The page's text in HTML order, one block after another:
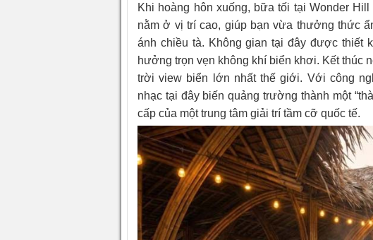
Khi hoàng hôn xuống, bữa tối tại Wonder
nằm ở vị trí cao, giúp bạn vừa thưởng thức
ánh chiều tà. Không gian tại đây được thiết
hưởng trọn vẹn không khí biển khơi. Kết thúc
trời view biển lớn nhất thế giới. Với công
nhạc tại đây biến quảng trường thành một
cấp của một trung tâm giải trí tầm cỡ quốc tế.